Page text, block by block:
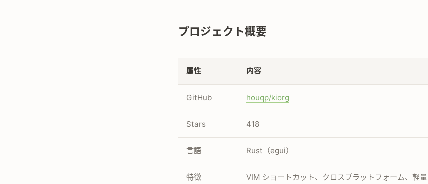
プロジェクト概要
属性 内容
GitHub houqp/kiorg
Stars 418
言語 Rust（egui）
特徴 VIM ショートカット、クロスプラットフォーム、軽量